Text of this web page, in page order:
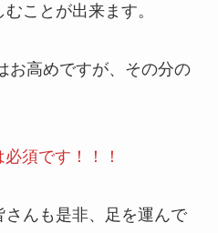
ことが出来ます。
お高めですが、その分の
須です！！！
んも是非、足を運んで